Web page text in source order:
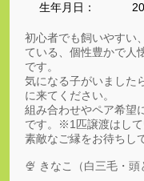
生年月日：
初心者でも飼いやすい
ている、個性豊かで人
です。
気になる子がいました
に来てください。
組み合わせやペア希望
です。※1匹譲渡はし
素敵なご縁をお待ちし
🍨 きなこ（白三毛・頭